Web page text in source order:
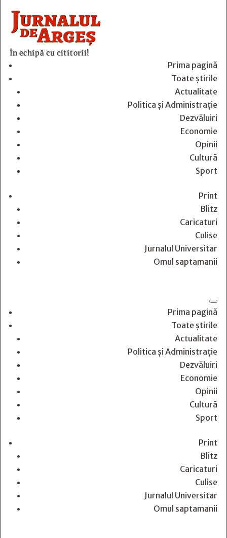
În echipă cu cititorii!
Prima pagină
Toate știrile
Actualitate
Politica și Administrație
Dezvăluiri
Economie
Opinii
Cultură
Sport
Print
Blitz
Caricaturi
Culise
Jurnalul Universitar
Omul saptamanii
Prima pagină
Toate știrile
Actualitate
Politica și Administrație
Dezvăluiri
Economie
Opinii
Cultură
Sport
Print
Blitz
Caricaturi
Culise
Jurnalul Universitar
Omul saptamanii